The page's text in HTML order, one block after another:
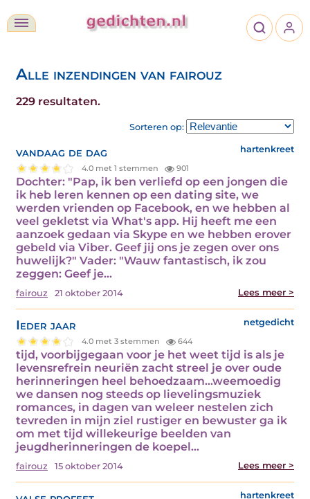
Alle inzendingen van fairouz
229 resultaten.
Sorteren op:
vandaag de dag hartenkreet
4.0 met 1 stemmen 901
Dochter: "Pap, ik ben verliefd op een jongen die
ik heb leren kennen op een dating site, we
werden vrienden op Facebook, en we hebben al
veel gekletst via What's app. Hij heeft me een
aanzoek gedaan via Skype en we hebben erover
gebeld via Viber. Geef jij ons je zegen over ons
huwelijk?" Vader: "Wauw fantastisch, ik zou
zeggen: Geef je…
fairouz 21 oktober 2014 Lees meer >
Ieder jaar netgedicht
4.0 met 3 stemmen 644
tijd, voorbijgegaan voor je het weet tijd is als je
levensrefrein neuriën zacht streel je over oude
herinneringen heel behoedzaam…weemoedig
we dansen nog steeds op lievelingsmuziek
romances, in dagen van weleer nestelen zich
tevreden in mijn ziel rustiger en bewuster ga ik
om met tijd willekeurige beelden van
jeugdherinneringen de koepel…
fairouz 15 oktober 2014 Lees meer >
hartenkreet